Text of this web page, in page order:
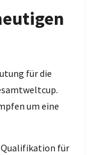
für die
um eine
Qualifikation für